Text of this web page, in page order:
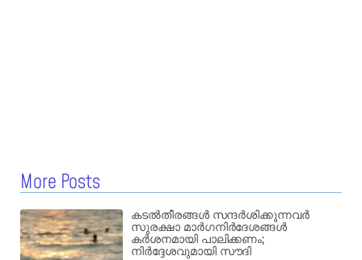
More Posts
കടൽതീരങ്ങൾ സന്ദർശിക്കുന്നവർ
സുരക്ഷാ മാർഗനിർദേശങ്ങൾ
കർശനമായി പാലിക്കണം;
നിർദ്ദേശവുമായി സൗദി